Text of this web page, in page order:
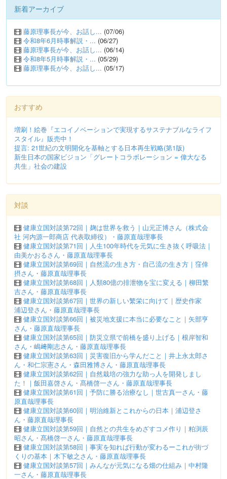
新着アーカイブ
藤原理事長が今、お話し... (07/06)
令和8年6月時事解説・... (06/27)
藤原理事長が今、お話し... (06/14)
令和8年5月時事解説・... (05/29)
藤原理事長が今、お話し... (05/17)
おすすめ
増刷！絵巻『エコイノベーションで実現するサステナブルなライフ
スタイル』販売中！
提言: 21世紀の文明開化を基軸とする日本再生戦略(第1版)
新生日本の国家ビジョン「グレートコラボレーション = 偉大なる
共生」社会の建設
対談
健康立国対談第72回｜麹は世界を救う｜山元正博さん（株式会
社 河内源一郎商店 代表取締役）・藤原直哉理事長
健康立国対談第71回｜人生100年時代を元気に生き抜く呼吸法｜
由美かおるさん・藤原直哉理事長
健康立国対談第69回｜自然流の生き方・自己流の生き方｜窪倖
摂さん・藤原直哉理事長
健康立国対談第68回｜人類80億の排泄物を宝に変える｜柳田繁
吉さん・藤原直哉理事長
健康立国対談第67回｜世界の新しい繁栄に向けて｜歴史作家
浦辺登さん・藤原直哉理事長
健康立国対談第66回｜被災地支援に本当に必要なこと｜矢部亨
さん・藤原直哉理事長
健康立国対談第65回｜防災立県で前橋を盛り上げる｜根岸智和
さん・嶋﨑剛志さん・藤原直哉理事長
健康立国対談第63回｜災害復旧から学んだこと｜井上永太郎さ
ん・和仁宗憲さん・森田雅博さん・藤原直哉理事長
健康立国対談第62回｜自然栽培の強力な助っ人を開発しまし
た！｜飯田嘉啓さん・髙橋啓一さん・藤原直哉理事長
健康立国対談第61回｜予防に勝る治療なし｜世古真一さん・藤
原直哉理事長
健康立国対談第60回｜明治維新とこれからの日本｜浦辺登さ
ん・藤原直哉理事長
健康立国対談第59回｜自然との共生をめざすコメ作り｜粕渕辰
昭さん・髙橋啓一さん・藤原直哉理事長
健康立国対談第58回｜事実を知れば行動が変わるーこれが街づ
くりの基本｜木下敏之さん・藤原直哉理事長
健康立国対談第57回｜みんなが元気になる畑の仕組み｜中村隆
一さん・藤原直哉理事長